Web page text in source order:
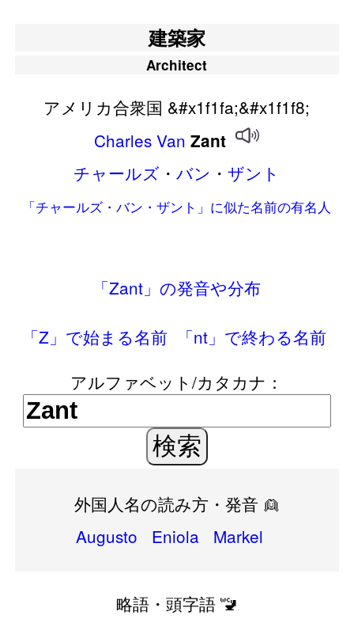
建築家
Architect
アメリカ合衆国 &#x1f1fa;&#x1f1f8;
Charles Van Zant
チャールズ ・バン ・ザント
「チャールズ・バン・ザント」に似た名前の有名人
「Zant」の発音や分布
「Z」で始まる名前
「nt」で終わる名前
アルファベット/カタカナ：
外国人名の読み方・発音 👱
Augusto
Eniola Markel
略語・頭字語 🚾